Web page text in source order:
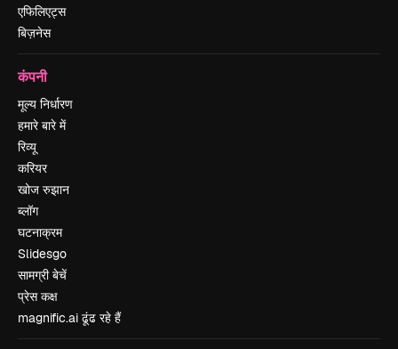
एफिलिएट्स
बिज़नेस
कंपनी
मूल्य निर्धारण
हमारे बारे में
रिव्यू
करियर
खोज रुझान
ब्लॉग
घटनाक्रम
Slidesgo
सामग्री बेचें
प्रेस कक्ष
magnific.ai ढूंढ रहे हैं